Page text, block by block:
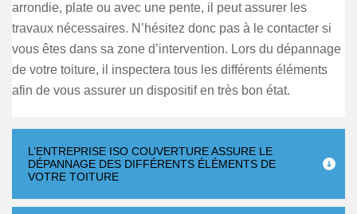
arrondie, plate ou avec une pente, il peut assurer les
travaux nécessaires. N’hésitez donc pas à le contacter si
vous êtes dans sa zone d’intervention. Lors du dépannage
de votre toiture, il inspectera tous les différents éléments
afin de vous assurer un dispositif en très bon état.
L’ENTREPRISE ISO COUVERTURE ASSURE LE
DÉPANNAGE DES DIFFÉRENTS ÉLÉMENTS DE
VOTRE TOITURE